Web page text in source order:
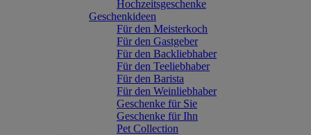
Hochzeitsgeschenke
Geschenkideen
Für den Meisterkoch
Für den Gastgeber
Für den Backliebhaber
Für den Teeliebhaber
Für den Barista
Für den Weinliebhaber
Geschenke für Sie
Geschenke für Ihn
Pet Collection